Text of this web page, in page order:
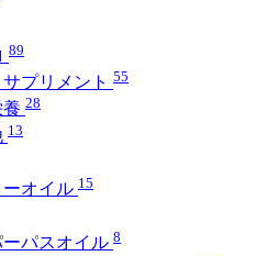
89
プリメント 55
28
13
ーオイル 15
パスオイル 8